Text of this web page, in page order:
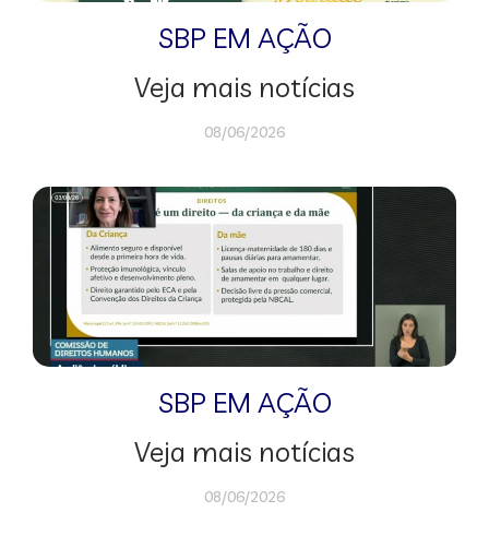
SBP EM AÇÃO
Veja mais notícias
08/06/2026
SBP EM AÇÃO
Veja mais notícias
08/06/2026